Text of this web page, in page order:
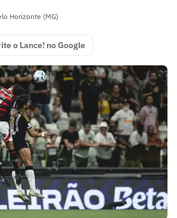
Horizonte (MG)
o Lance! no Google